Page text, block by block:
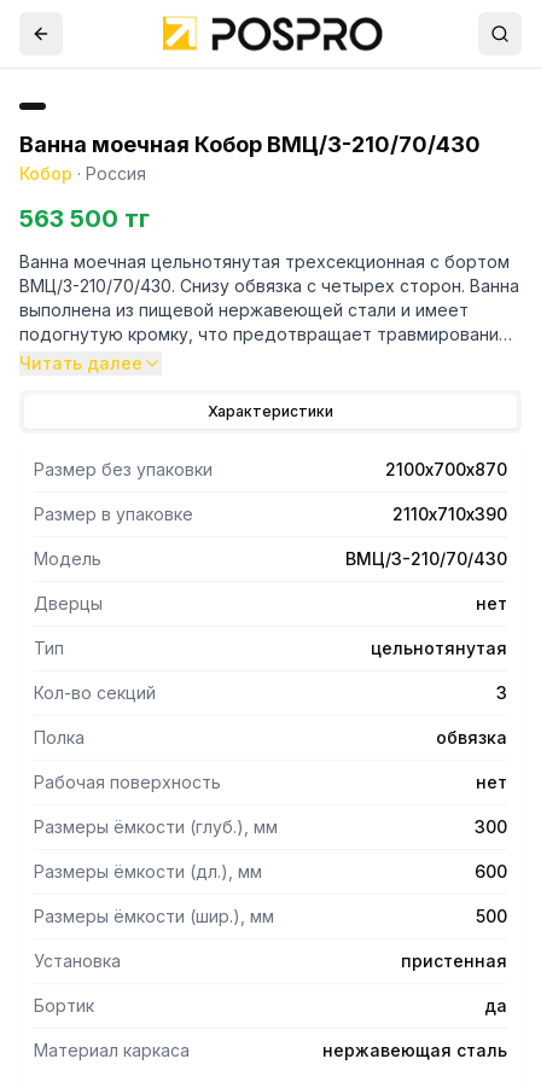
Ванна моечная Кобор ВМЦ/3-210/70/430
Кобор · Россия
563 500 тг
Ванна моечная цельнотянутая трехсекционная c бортом
ВМЦ/3-210/70/430. Снизу обвязка с четырех сторон. Ванна
выполнена из пищевой нержавеющей стали и имеет
подогнутую кромку, что предотвращает травмирование
рабочего персонала. Каркас ванны имеет разборную
ванны выполнены в виде уголка 40х40 мм и регулируются
стену от грязи и влаги.
Ванны моечные цельнотянутые предназначены для
использования на предприятиях общественного питания
для мытья кухонного инвентаря и оттайки замороженных
пищевых продуктов.
Читать далее
Характеристики
Размер без упаковки 2100х700х870
Размер в упаковке 2110х710х390
Модель ВМЦ/3-210/70/430
Дверцы нет
Тип цельнотянутая
Кол-во секций 3
Полка обвязка
Рабочая поверхность нет
Размеры ёмкости (глуб.), мм 300
Размеры ёмкости (дл.), мм 600
Размеры ёмкости (шир.), мм 500
Установка пристенная
Бортик да
Материал каркаса нержавеющая сталь